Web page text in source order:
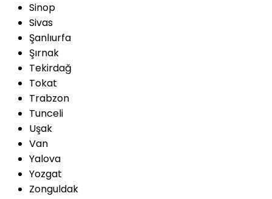
Sinop
Sivas
Şanlıurfa
Şırnak
Tekirdağ
Tokat
Trabzon
Tunceli
Uşak
Van
Yalova
Yozgat
Zonguldak